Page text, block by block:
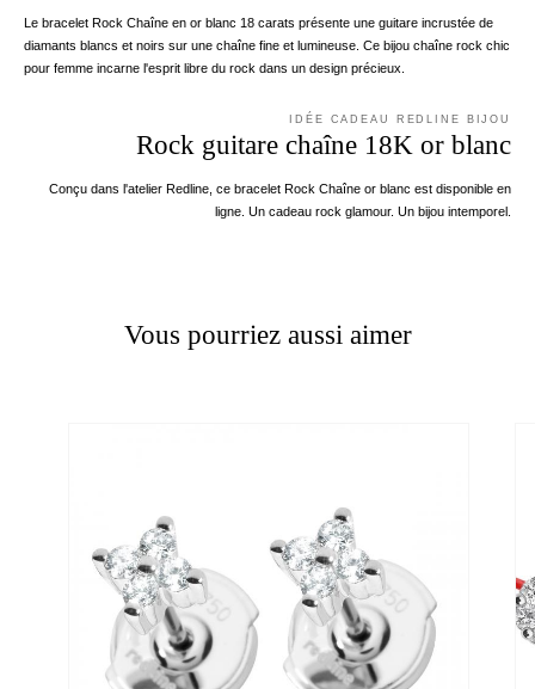
Le bracelet Rock Chaîne en or blanc 18 carats présente une guitare incrustée de
diamants blancs et noirs sur une chaîne fine et lumineuse. Ce bijou chaîne rock chic
pour femme incarne l'esprit libre du rock dans un design précieux.
IDÉE CADEAU REDLINE BIJOU
Rock guitare chaîne 18K or blanc
Conçu dans l'atelier Redline, ce bracelet Rock Chaîne or blanc est disponible en
ligne. Un cadeau rock glamour. Un bijou intemporel.
Vous pourriez aussi aimer